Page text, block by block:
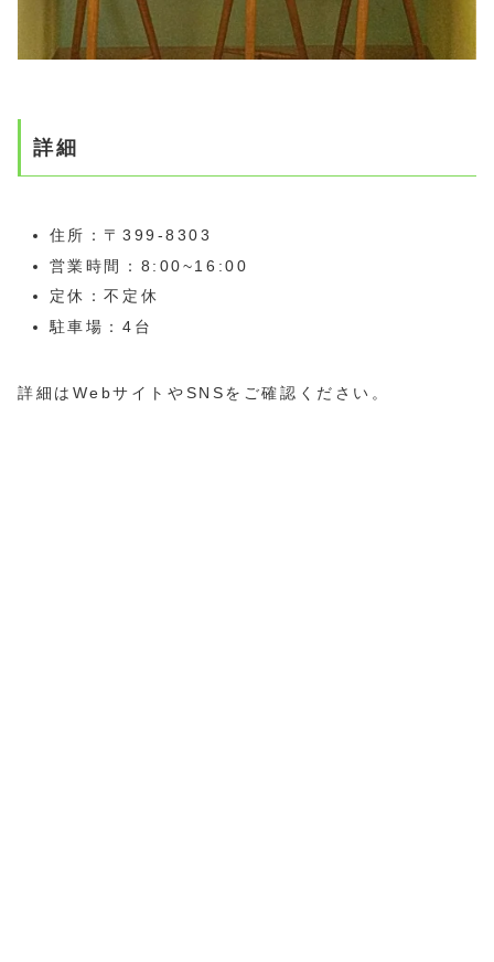
詳細
住所：〒399-8303
営業時間：8:00~16:00
定休：不定休
駐車場：4台
詳細はWebサイトやSNSをご確認ください。